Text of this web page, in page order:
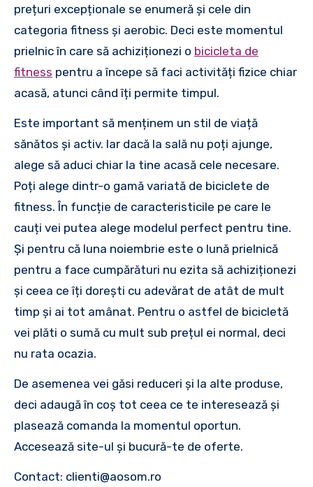
prețuri excepționale se enumeră și cele din
categoria fitness și aerobic. Deci este momentul
prielnic în care să achiziționezi o bicicleta de
fitness pentru a începe să faci activități fizice chiar
acasă, atunci când îți permite timpul.
Este important să menținem un stil de viață
sănătos și activ. Iar dacă la sală nu poți ajunge,
alege să aduci chiar la tine acasă cele necesare.
Poți alege dintr-o gamă variată de biciclete de
fitness. În funcție de caracteristicile pe care le
cauți vei putea alege modelul perfect pentru tine.
Și pentru că luna noiembrie este o lună prielnică
pentru a face cumpărături nu ezita să achiziționezi
și ceea ce îți dorești cu adevărat de atât de mult
timp și ai tot amânat. Pentru o astfel de bicicletă
vei plăti o sumă cu mult sub prețul ei normal, deci
nu rata ocazia.
De asemenea vei găsi reduceri și la alte produse,
deci adaugă în coș tot ceea ce te interesează și
plasează comanda la momentul oportun.
Accesează site-ul și bucură-te de oferte.
Contact: clienti@aosom.ro